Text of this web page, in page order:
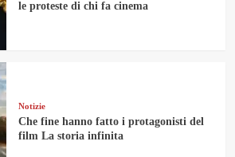
le proteste di chi fa cinema
Notizie
Che fine hanno fatto i protagonisti del
film La storia infinita